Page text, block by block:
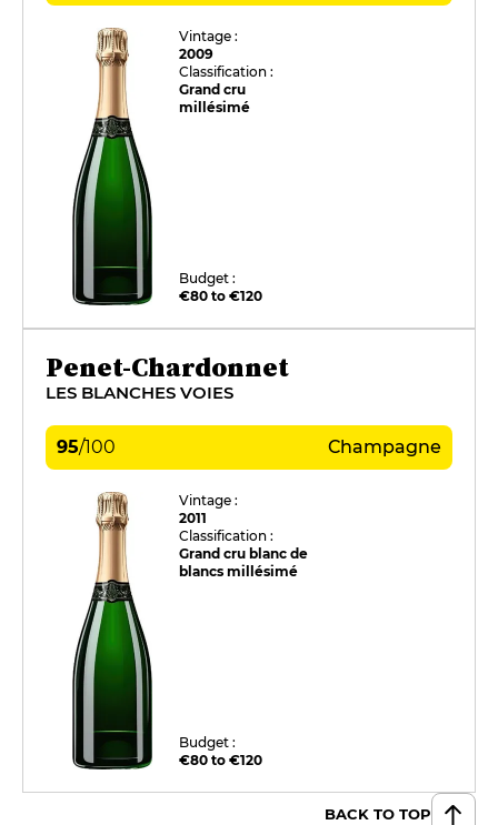
Vintage :
2009
Classification :
Grand cru
millésimé
Budget :
€80 to €120
Penet-Chardonnet
LES BLANCHES VOIES
95/100 Champagne
Vintage :
2011
Classification :
Grand cru blanc de
blancs millésimé
Budget :
€80 to €120
BACK TO TOP